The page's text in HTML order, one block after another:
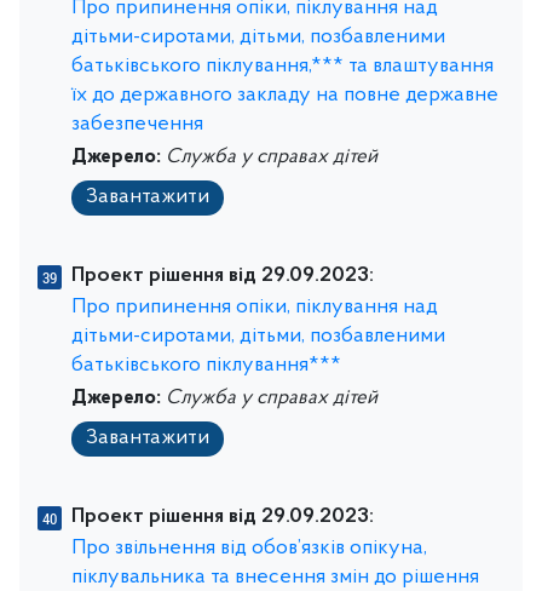
Про припинення опіки, піклування над
дітьми-сиротами, дітьми, позбавленими
батьківського піклування,*** та влаштування
їх до державного закладу на повне державне
забезпечення
Джерело: Служба у справах дітей
Завантажити
Проект рішення від 29.09.2023:
Про припинення опіки, піклування над
дітьми-сиротами, дітьми, позбавленими
батьківського піклування***
Джерело: Служба у справах дітей
Завантажити
Проект рішення від 29.09.2023:
Про звільнення від обов’язків опікуна,
піклувальника та внесення змін до рішення